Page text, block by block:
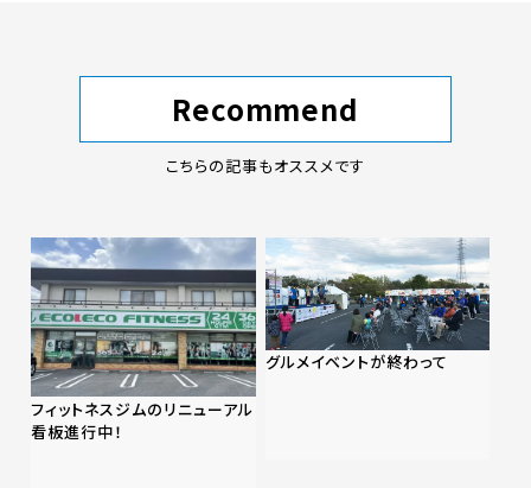
Recommend
こちらの記事もオススメです
フィットネスジムのリニューアル
看板進行中！
グルメイベントが終わって